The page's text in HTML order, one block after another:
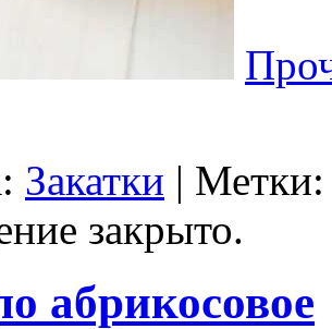
Закатки |
закрыто.
абрикосовое